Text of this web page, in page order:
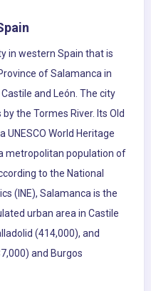
in western Spain that is
of Salamanca in
and León. The city
by the Tormes River. Its Old
UNESCO World Heritage
metropolitan population of
to the National
(INE), Salamanca is the
urban area in Castile
(414,000), and
and Burgos